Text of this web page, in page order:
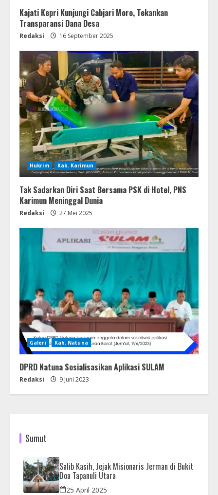
Kajati Kepri Kunjungi Cabjari Moro, Tekankan
Transparansi Dana Desa
Redaksi 16 September 2025
Hukrim Kab. Karimun
Tak Sadarkan Diri Saat Bersama PSK di Hotel, PNS
Karimun Meninggal Dunia
Redaksi 27 Mei 2025
Galeri Kab. Natuna
DPRD Natuna Sosialisasikan Aplikasi SULAM
Redaksi 9 Juni 2023
Sumut
Salib Kasih, Jejak Misionaris Jerman di Bukit
Doa Tapanuli Utara
25 April 2025